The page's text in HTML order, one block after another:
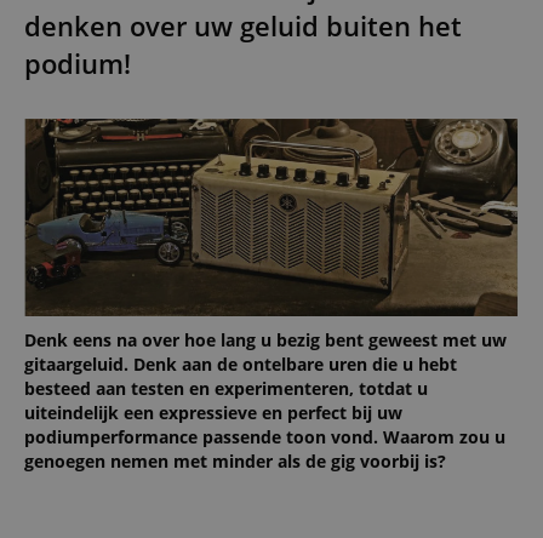
denken over uw geluid buiten het
podium!
Denk eens na over hoe lang u bezig bent geweest met uw
gitaargeluid. Denk aan de ontelbare uren die u hebt
besteed aan testen en experimenteren, totdat u
uiteindelijk een expressieve en perfect bij uw
podiumperformance passende toon vond. Waarom zou u
genoegen nemen met minder als de gig voorbij is?